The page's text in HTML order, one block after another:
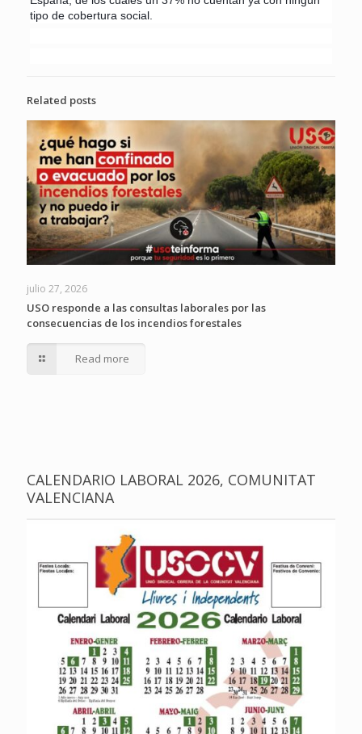
tipo de cobertura social.
Related posts
julio 27, 2026
USO responde a las consultas laborales por las
consecuencias de los incendios forestales
Read more
CALENDARIO LABORAL 2026, COMUNITAT
VALENCIANA